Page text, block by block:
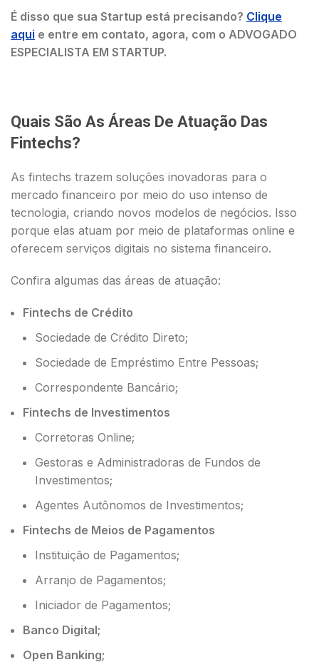
É disso que sua Startup está precisando? Clique
aqui e entre em contato, agora, com o ADVOGADO
ESPECIALISTA EM STARTUP.
Quais São As Áreas De Atuação Das
Fintechs?
As fintechs trazem soluções inovadoras para o
mercado financeiro por meio do uso intenso de
tecnologia, criando novos modelos de negócios. Isso
porque elas atuam por meio de plataformas online e
oferecem serviços digitais no sistema financeiro.
Confira algumas das áreas de atuação:
Fintechs de Crédito
Sociedade de Crédito Direto;
Sociedade de Empréstimo Entre Pessoas;
Correspondente Bancário;
Fintechs de Investimentos
Corretoras Online;
Gestoras e Administradoras de Fundos de
Investimentos;
Agentes Autônomos de Investimentos;
Fintechs de Meios de Pagamentos
Instituição de Pagamentos;
Arranjo de Pagamentos;
Iniciador de Pagamentos;
Banco Digital;
Open Banking;